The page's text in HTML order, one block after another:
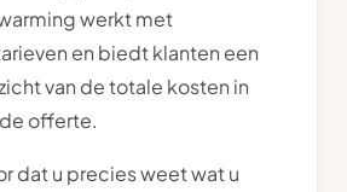
werkt met
en biedt klanten een
van de totale kosten in
offerte.
dat u precies weet wat u